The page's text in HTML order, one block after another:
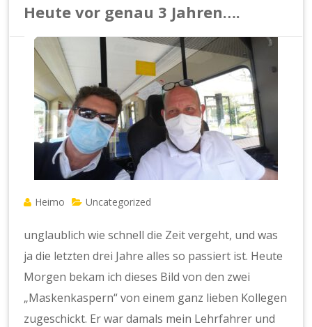
Heute vor genau 3 Jahren….
Heimo Uncategorized
unglaublich wie schnell die Zeit vergeht, und was
ja die letzten drei Jahre alles so passiert ist. Heute
Morgen bekam ich dieses Bild von den zwei
„Maskenkaspern“ von einem ganz lieben Kollegen
zugeschickt. Er war damals mein Lehrfahrer und